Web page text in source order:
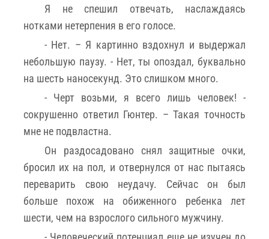
Я не спешил отвечать, наслаждаясь
нотками нетерпения в его голосе.
- Нет. – Я картинно вздохнул и выдержал
небольшую паузу. - Нет, ты опоздал, буквально
на шесть наносекунд. Это слишком много.
- Черт возьми, я всего лишь человек! -
сокрушенно ответил Гюнтер. – Такая точность
мне не подвластна.
Он раздосадовано снял защитные очки,
бросил их на пол, и отвернулся от нас пытаясь
переварить свою неудачу. Сейчас он был
больше похож на обиженного ребенка лет
шести, чем на взрослого сильного мужчину.